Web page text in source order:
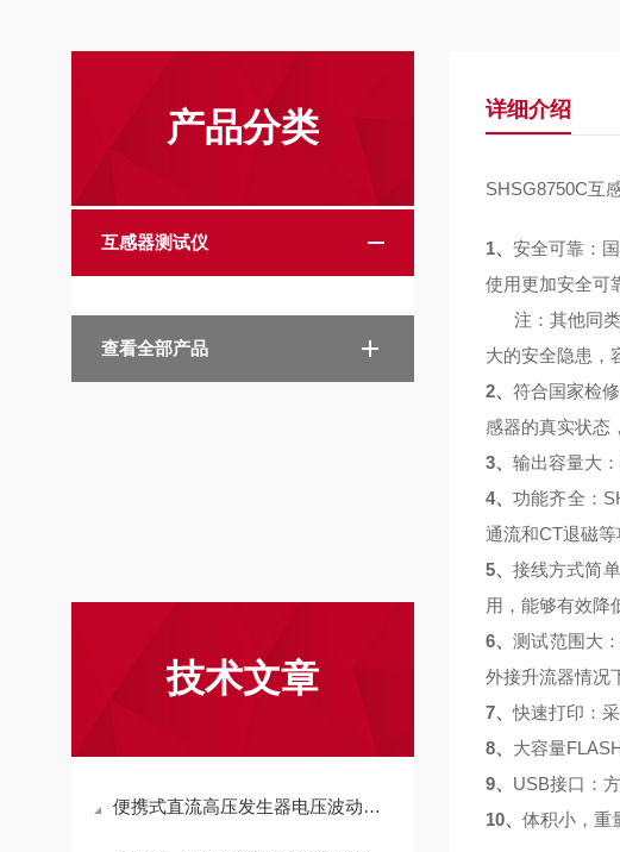
产品分类
互感器测试仪
查看全部产品
技术文章
便携式直流高压发生器电压波动的解决措施
详细介绍
SHSG8750C互
1、 安全可靠：
使用更加安全可
注：其他同类
大的安全隐患，
2、 符合国家检
感器的真实状态
3、 输出容量大
4、功能齐全：
通流和CT退磁等
5、 接线方式简单
用，能够有效降
6、测试范围大
外接升流器情况
7、快速打印：
8、 大容量
9、 USB接口：
10、 体积小，重